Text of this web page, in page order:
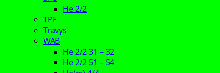
He 2/2
TPF
Travys
WAB
He 2/2 31 – 32
He 2/2 51 – 54